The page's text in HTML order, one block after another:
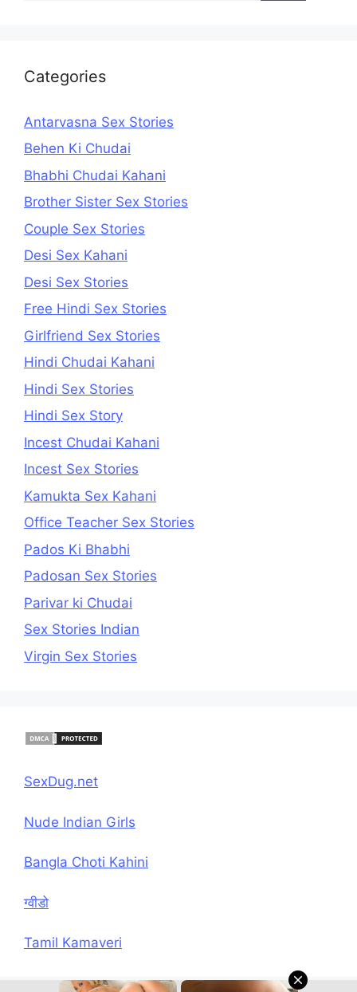
Categories
Antarvasna Sex Stories
Behen Ki Chudai
Bhabhi Chudai Kahani
Brother Sister Sex Stories
Couple Sex Stories
Desi Sex Kahani
Desi Sex Stories
Free Hindi Sex Stories
Girlfriend Sex Stories
Hindi Chudai Kahani
Hindi Sex Stories
Hindi Sex Story
Incest Chudai Kahani
Incest Sex Stories
Kamukta Sex Kahani
Office Teacher Sex Stories
Pados Ki Bhabhi
Padosan Sex Stories
Parivar ki Chudai
Sex Stories Indian
Virgin Sex Stories
SexDug.net
Nude Indian Girls
Bangla Choti Kahini
ग्वीडो
Tamil Kamaveri